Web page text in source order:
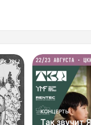
КОНЦЕРТЫ
Так звучит